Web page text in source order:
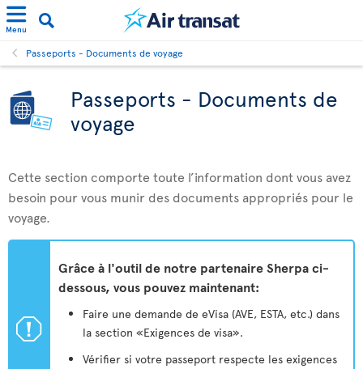
Menu
Passeports - Documents de voyage
Passeports - Documents de
voyage
Cette section comporte toute l’information dont vous avez
besoin pour vous munir des documents appropriés pour le
voyage.
ü
Grâce à l'outil de notre partenaire Sherpa ci-
dessous, vous pouvez maintenant:
Faire une demande de eVisa (AVE, ESTA, etc.) dans
la section «Exigences de visa».
Vérifier si votre passeport respecte les exigences